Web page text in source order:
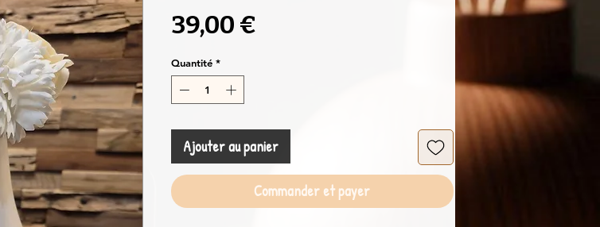
39,00 €Prix
Quantité *
Ajouter au panier
Commander et payer